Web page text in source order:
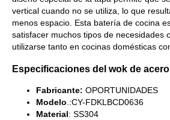
vertical cuando no se utiliza, lo que
menos espacio. Esta batería de cocina
satisfacer muchos tipos de necesidades
utilizarse tanto en cocinas domésticas
Especificaciones del wok de
Fabricante: OPORTUNIDADES
Modelo .:CY-FDKLBCD0636
Material: SS304